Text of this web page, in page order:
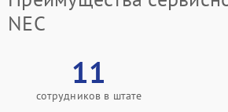
NEC
11
сотрудников в штате